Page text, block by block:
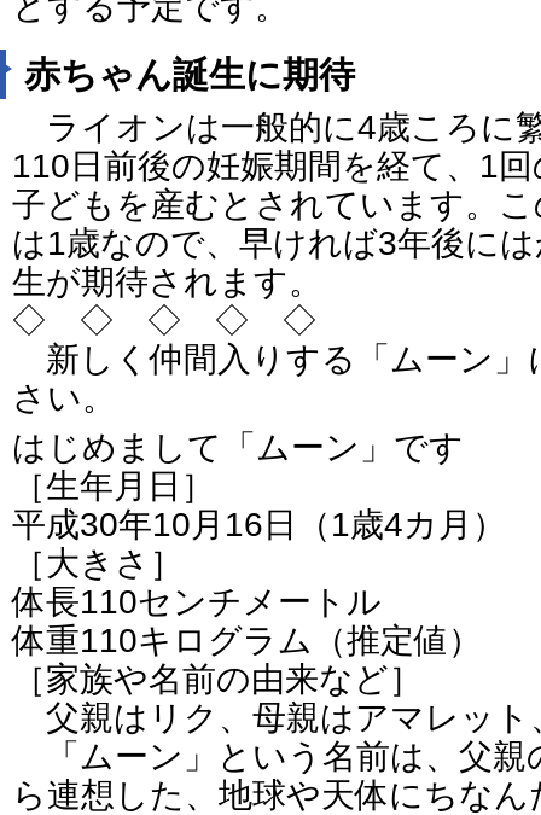
赤ちゃん誕生に期待
ライオンは一般的に4歳ころに
110日前後の妊娠期間を経て、1
子どもを産むとされています。
は1歳なので、早ければ3年後に
生が期待されます。
◇ ◇ ◇ ◇ ◇
新しく仲間入りする「ムーン」
さい。
はじめまして「ムーン」です
［生年月日］
平成30年10月16日（1歳4カ月）
［大きさ］
体長110センチメートル
体重110キログラム（推定値）
［家族や名前の由来など］
父親はリク、母親はアマレット
「ムーン」という名前は、父親
ら連想した、地球や天体にちな